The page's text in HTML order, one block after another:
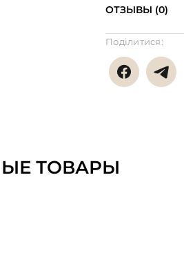
ОТЗЫВЫ (0)
Поділитися:
ТОВАРЫ